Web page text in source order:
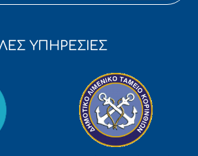
ΥΠΗΡΕΣΙΕΣ